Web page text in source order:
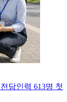
담인력 613명 첫